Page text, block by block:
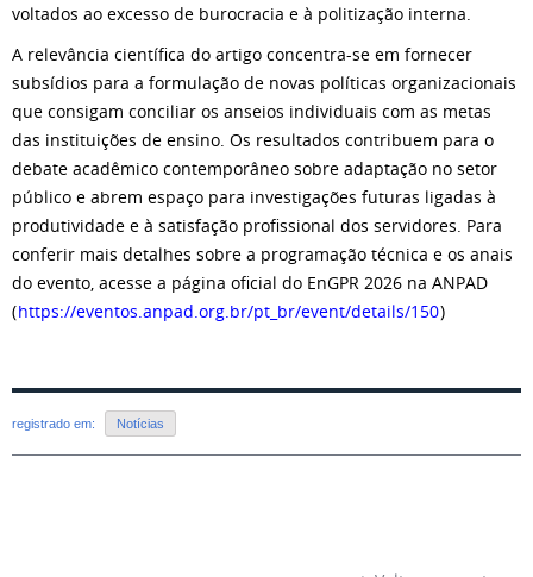
voltados ao excesso de burocracia e à politização interna.
A relevância científica do artigo concentra-se em fornecer
subsídios para a formulação de novas políticas organizacionais
que consigam conciliar os anseios individuais com as metas
das instituições de ensino. Os resultados contribuem para o
debate acadêmico contemporâneo sobre adaptação no setor
público e abrem espaço para investigações futuras ligadas à
produtividade e à satisfação profissional dos servidores. Para
conferir mais detalhes sobre a programação técnica e os anais
do evento, acesse a página oficial do EnGPR 2026 na ANPAD
(https://eventos.anpad.org.br/pt_br/event/details/150)
registrado em: Notícias